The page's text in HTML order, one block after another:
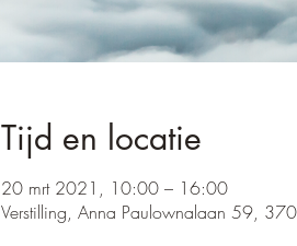
Tijd en locatie
20 mrt 2021, 10:00 – 16:00
Verstilling, Anna Paulownalaan 59,